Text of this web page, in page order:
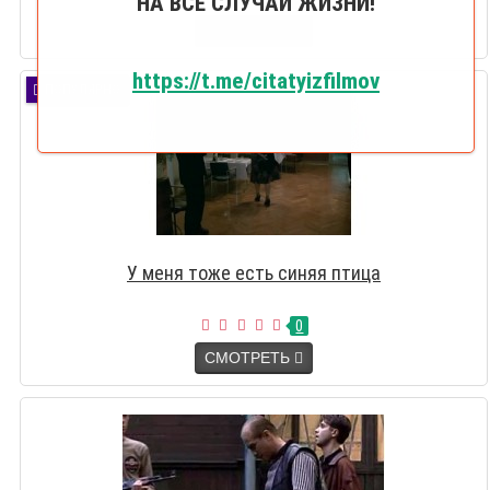
У меня тоже есть синяя птица
0
СМОТРЕТЬ
https://t.me/citatyizfilmov